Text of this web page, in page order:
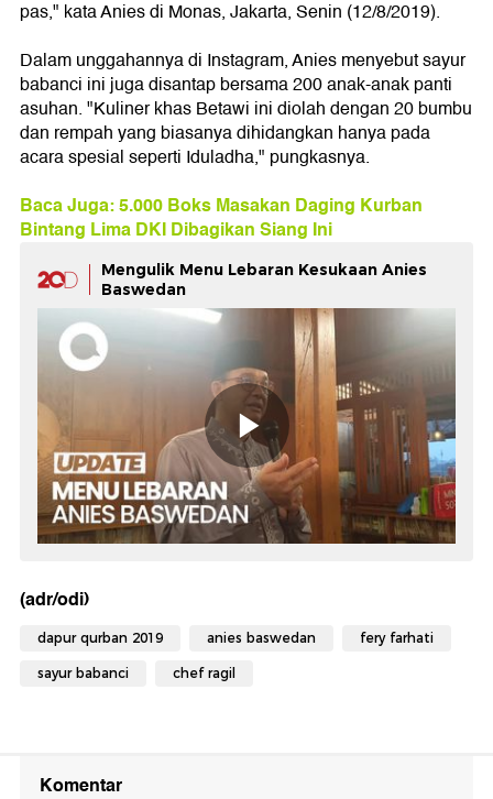
pas," kata Anies di Monas, Jakarta, Senin (12/8/2019).
Dalam unggahannya di Instagram, Anies menyebut sayur
babanci ini juga disantap bersama 200 anak-anak panti
asuhan. "Kuliner khas Betawi ini diolah dengan 20 bumbu
dan rempah yang biasanya dihidangkan hanya pada
acara spesial seperti Iduladha," pungkasnya.
Baca Juga: 5.000 Boks Masakan Daging Kurban
Bintang Lima DKI Dibagikan Siang Ini
Mengulik Menu Lebaran Kesukaan Anies
Baswedan
(adr/odi)
dapur qurban 2019 anies baswedan fery farhati
sayur babanci chef ragil
Komentar